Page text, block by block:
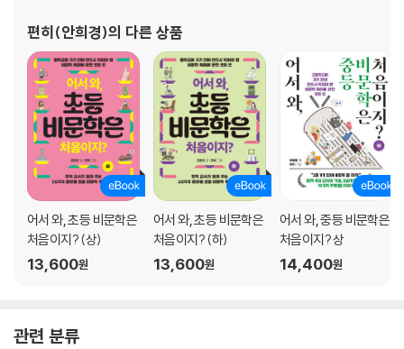
편히(안희경)의 다른 상품
어서 와, 초등 비문학은
처음이지? (상)
13,600원
어서 와, 초등 비문학은
처음이지? (하)
13,600원
어서 와, 중등 비문학은
처음이지? 상
14,400원
관련 분류